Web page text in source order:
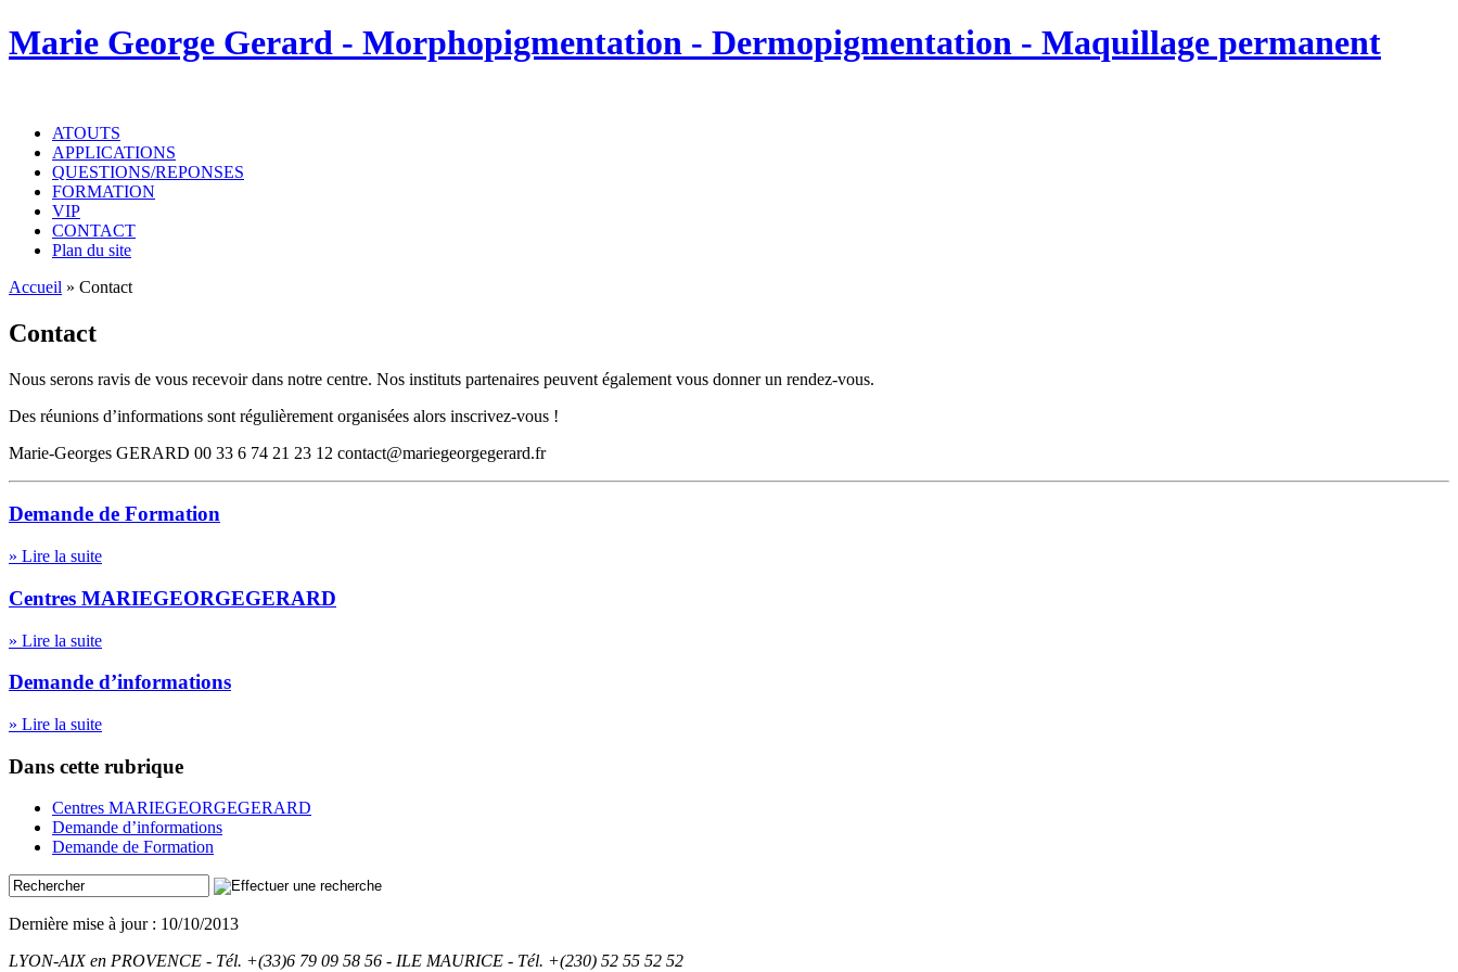
Marie George Gerard - Morphopigmentation - Dermopigmentation - Maquillage permanent
ATOUTS
APPLICATIONS
QUESTIONS/REPONSES
FORMATION
VIP
CONTACT
Plan du site
Accueil » Contact
Contact
Nous serons ravis de vous recevoir dans notre centre. Nos instituts partenaires peuvent également vous donner un rendez-vous.
Des réunions d’informations sont régulièrement organisées alors inscrivez-vous !
Marie-Georges GERARD 00 33 6 74 21 23 12 contact@mariegeorgegerard.fr
Demande de Formation
» Lire la suite
Centres MARIEGEORGEGERARD
» Lire la suite
Demande d’informations
» Lire la suite
Dans cette rubrique
Centres MARIEGEORGEGERARD
Demande d’informations
Demande de Formation
Dernière mise à jour : 10/10/2013
LYON-AIX en PROVENCE - Tél. +(33)6 79 09 58 56 - ILE MAURICE - Tél. +(230) 52 55 52 52